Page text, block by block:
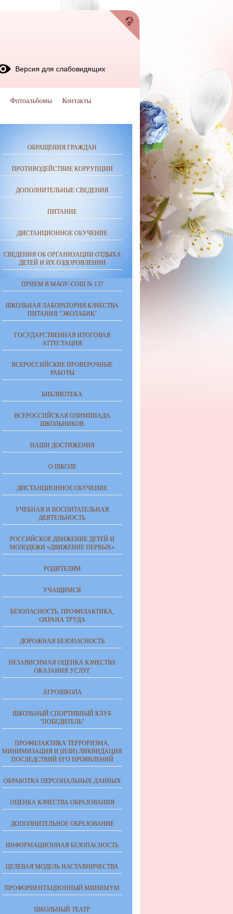
ОБРАЩЕНИЯ ГРАЖДАН
ПРОТИВОДЕЙСТВИЕ КОРРУПЦИИ
ДОПОЛНИТЕЛЬНЫЕ СВЕДЕНИЯ
ПИТАНИЕ
ДИСТАНЦИОННОЕ ОБУЧЕНИЕ
СВЕДЕНИЯ ОБ ОРГАНИЗАЦИИ ОТДЫХА
ДЕТЕЙ И ИХ ОЗДОРОВЛЕНИИ
ПРИЕМ В МАОУ-СОШ № 137
ШКОЛЬНАЯ ЛАБОРАТОРИЯ КАЧЕСТВА
ПИТАНИЯ "ЭКОЛАБИК"
ГОСУДАРСТВЕННАЯ ИТОГОВАЯ
АТТЕСТАЦИЯ
ВСЕРОССИЙСКИЕ ПРОВЕРОЧНЫЕ
РАБОТЫ
БИБЛИОТЕКА
ВСЕРОССИЙСКАЯ ОЛИМПИАДА
ШКОЛЬНИКОВ
НАШИ ДОСТИЖЕНИЯ
О ШКОЛЕ
ДИСТАНЦИОННОЕ ОБУЧЕНИЕ
УЧЕБНАЯ И ВОСПИТАТЕЛЬНАЯ
ДЕЯТЕЛЬНОСТЬ
РОССИЙСКОЕ ДВИЖЕНИЕ ДЕТЕЙ И
МОЛОДЕЖИ «ДВИЖЕНИЕ ПЕРВЫХ»
РОДИТЕЛЯМ
УЧАЩИМСЯ
БЕЗОПАСНОСТЬ, ПРОФИЛАКТИКА,
ОХРАНА ТРУДА
ДОРОЖНАЯ БЕЗОПАСНОСТЬ
НЕЗАВИСИМАЯ ОЦЕНКА КАЧЕСТВА
ОКАЗАНИЯ УСЛУГ
АГРОШКОЛА
ШКОЛЬНЫЙ СПОРТИВНЫЙ КЛУБ
"ПОБЕДИТЕЛЬ"
ПРОФИЛАКТИКА ТЕРРОРИЗМА,
МИНИМИЗАЦИЯ И (ИЛИ) ЛИКВИДАЦИЯ
ПОСЛЕДСТВИЙ ЕГО ПРОЯВЛЕНИЙ
ОБРАБОТКА ПЕРСОНАЛЬНЫХ ДАННЫХ
ОЦЕНКА КАЧЕСТВА ОБРАЗОВАНИЯ
ДОПОЛНИТЕЛЬНОЕ ОБРАЗОВАНИЕ
ИНФОРМАЦИОННАЯ БЕЗОПАСНОСТЬ
ЦЕЛЕВАЯ МОДЕЛЬ НАСТАВНИЧЕСТВА
ПРОФОРИЕНТАЦИОННЫЙ МИНИМУМ
ШКОЛЬНЫЙ ТЕАТР
Версия для слабовидящих
Фотоальбомы Контакты